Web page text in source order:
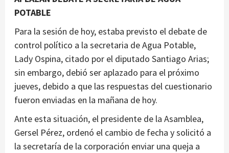
POTABLE
Para la sesión de hoy, estaba previsto el debate de
control político a la secretaria de Agua Potable,
Lady Ospina, citado por el diputado Santiago Arias;
sin embargo, debió ser aplazado para el próximo
jueves, debido a que las respuestas del cuestionario
fueron enviadas en la mañana de hoy.
Ante esta situación, el presidente de la Asamblea,
Gersel Pérez, ordenó el cambio de fecha y solicitó a
la secretaría de la corporación enviar una queja a